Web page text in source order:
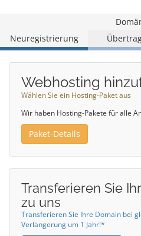
Neuregistrierung
Webhosting
Wählen Sie ein Hosting-Paket aus
Wir haben Hosting-Pakete für alle
Paket-Details
Transferieren Sie
zu uns
Transferieren Sie Ihre Domain bei
Verlängerung um 1 Jahr!*